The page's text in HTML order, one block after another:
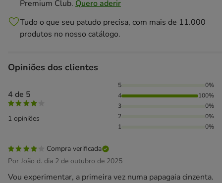
Premium Club. Quero aderir
Tudo o que seu patudo precisa, com mais de 11.000
produtos no nosso catálogo.
Opiniões dos clientes
4 de 5
1 opiniões
100% das pessoas avaliaram com 4 estrelas,
5
0%
4
100%
3
0%
2
0%
1
0%
Compra verificada
Por João d. dia 2 de outubro de 2025
Vou experimentar, a primeira vez numa papagaia cinzenta.